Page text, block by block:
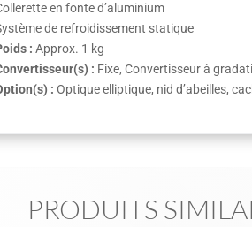
en fonte d’aluminium
de refroidissement statique
: Approx. 1 kg
: Fixe, Convertisseur à
: Optique elliptique, nid d’abeilles,
PRODUITS